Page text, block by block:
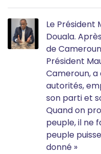
Le Président
Douala.
de
Président
Cameroun,
autorités,
son parti et
Quand on
peuple, il ne
peuple
donné »